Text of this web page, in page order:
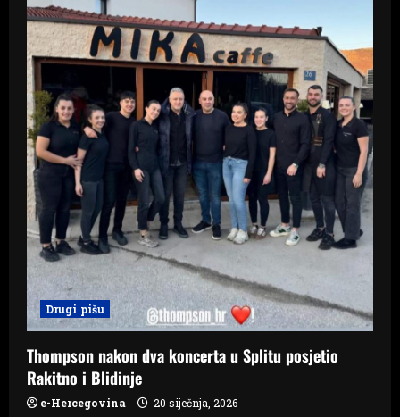
Drugi pišu
Thompson nakon dva koncerta u Splitu posjetio
Rakitno i Blidinje
e-Hercegovina 20 siječnja, 2026